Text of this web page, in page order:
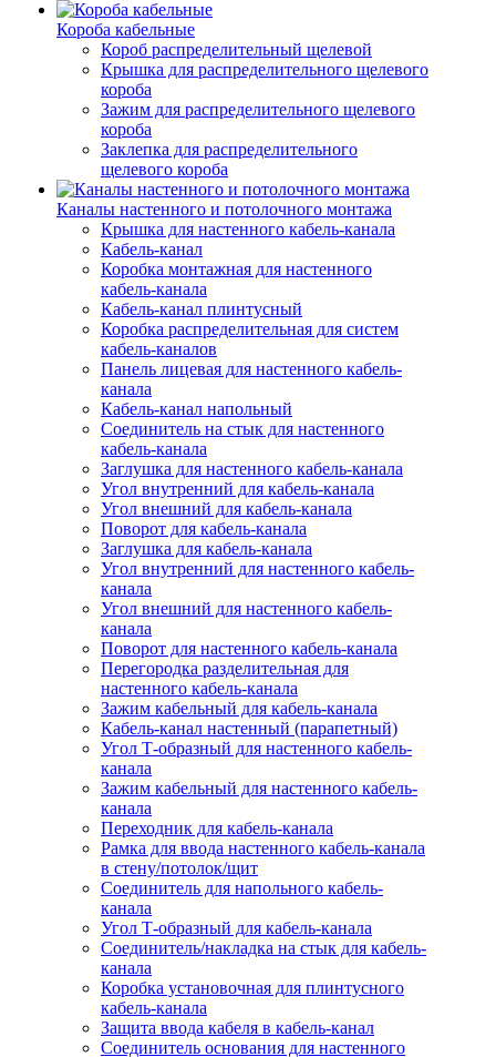
Короба кабельные
Короб распределительный щелевой
Крышка для распределительного щелевого
короба
Зажим для распределительного щелевого
короба
Заклепка для распределительного
щелевого короба
Каналы настенного и потолочного монтажа
Крышка для настенного кабель-канала
Кабель-канал
Коробка монтажная для настенного
кабель-канала
Кабель-канал плинтусный
Коробка распределительная для систем
кабель-каналов
Панель лицевая для настенного кабель-
канала
Кабель-канал напольный
Соединитель на стык для настенного
кабель-канала
Заглушка для настенного кабель-канала
Угол внутренний для кабель-канала
Угол внешний для кабель-канала
Поворот для кабель-канала
Заглушка для кабель-канала
Угол внутренний для настенного кабель-
канала
Угол внешний для настенного кабель-
канала
Поворот для настенного кабель-канала
Перегородка разделительная для
настенного кабель-канала
Зажим кабельный для кабель-канала
Кабель-канал настенный (парапетный)
Угол Т-образный для настенного кабель-
канала
Зажим кабельный для настенного кабель-
канала
Переходник для кабель-канала
Рамка для ввода настенного кабель-канала
в стену/потолок/щит
Соединитель для напольного кабель-
канала
Угол Т-образный для кабель-канала
Соединитель/накладка на стык для кабель-
канала
Коробка установочная для плинтусного
кабель-канала
Защита ввода кабеля в кабель-канал
Соединитель основания для настенного